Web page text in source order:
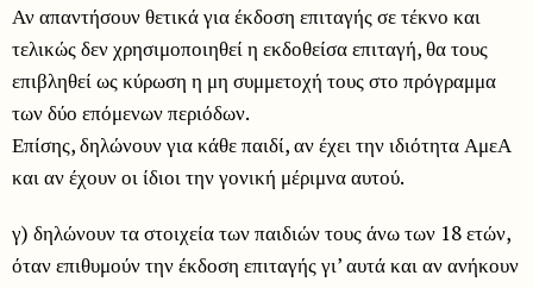
Αν απαντήσουν θετικά για έκδοση επιταγής σε τέκνο και
τελικώς δεν χρησιμοποιηθεί η εκδοθείσα επιταγή, θα τους
επιβληθεί ως κύρωση η μη συμμετοχή τους στο πρόγραμμα
των δύο επόμενων περιόδων.
Επίσης, δηλώνουν για κάθε παιδί, αν έχει την ιδιότητα ΑμεΑ
και αν έχουν οι ίδιοι την γονική μέριμνα αυτού.
γ) δηλώνουν τα στοιχεία των παιδιών τους άνω των 18 ετών,
όταν επιθυμούν την έκδοση επιταγής γι’ αυτά και αν ανήκουν